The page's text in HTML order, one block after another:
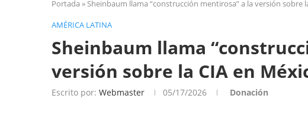
Portada »Sheinbaum llama “construcción mentirosa” a la versión sobre
AMÉRICA LATINA
Sheinbaum llama
versión sobre la CIA en
Escrito por: Webmaster 05/17/2026 Donación